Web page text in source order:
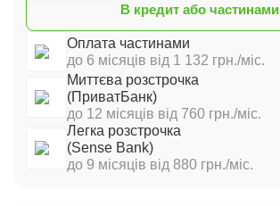
Оплата частинами
до 6 місяців від 1 132 грн./міс.
Миттєва розстрочка
(ПриватБанк)
до 12 місяців від 760 грн./міс.
Легка розстрочка
(Sense Bank)
до 9 місяців від 880 грн./міс.
В кредит або частинами